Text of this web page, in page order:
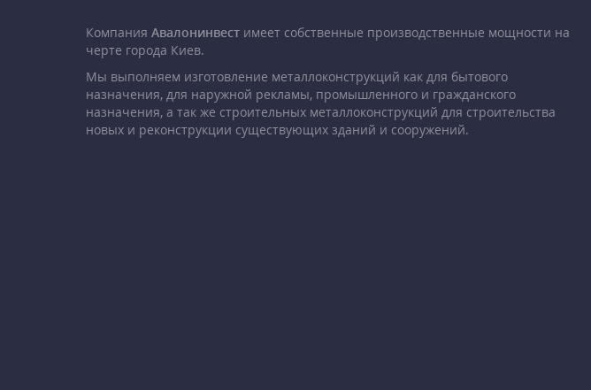
Компания Авалонинвест имеет собственные производственные мощности на
черте города Киев.
Мы выполняем изготовление металлоконструкций как для бытового
назначения, для наружной рекламы, промышленного и гражданского
назначения, а так же строительных металлоконструкций для строительства
новых и реконструкции существующих зданий и сооружений.